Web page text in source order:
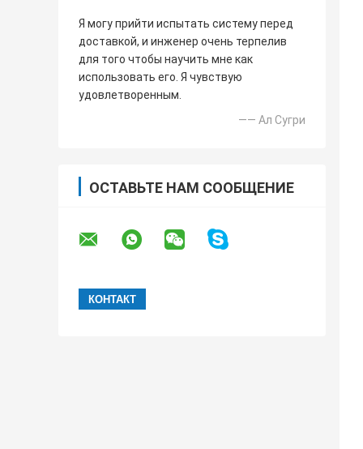
Я могу прийти испытать систему перед
доставкой, и инженер очень терпелив
для того чтобы научить мне как
использовать его. Я чувствую
удовлетворенным.
—— Ал Сугри
ОСТАВЬТЕ НАМ СООБЩЕНИЕ